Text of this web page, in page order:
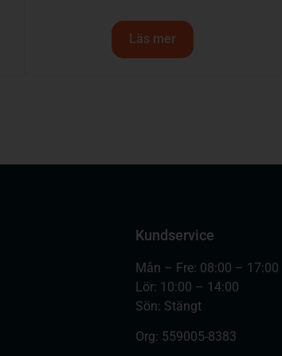
Läs mer
Kundservice
Mån – Fre: 08:00 – 17:00
Lör: 10:00 – 14:00
Sön: Stängt
Org: 559005-8383